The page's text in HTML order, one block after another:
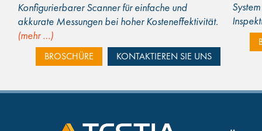
Konfigurierbarer Scanner für einfache und
akkurate Messungen bei hoher Kosteneffektivität.
(mehr …)
BROSCHÜRE KONTAKTIEREN SIE UNS